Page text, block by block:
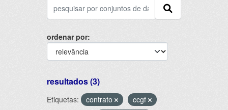
ordenar por
resultados (3)
Etiquetas: contrato
ccgf